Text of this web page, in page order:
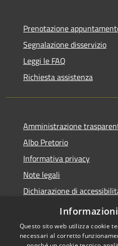
Prenotazione
Segnalazione disservizio
Leggi le FAQ
Richiesta assistenza
Amministrazione
Albo Pretorio
Informativa privacy
Note legali
Dichiarazione di
Piano di miglioramento del
Questo sito web utilizza cookie
necessari al corretto